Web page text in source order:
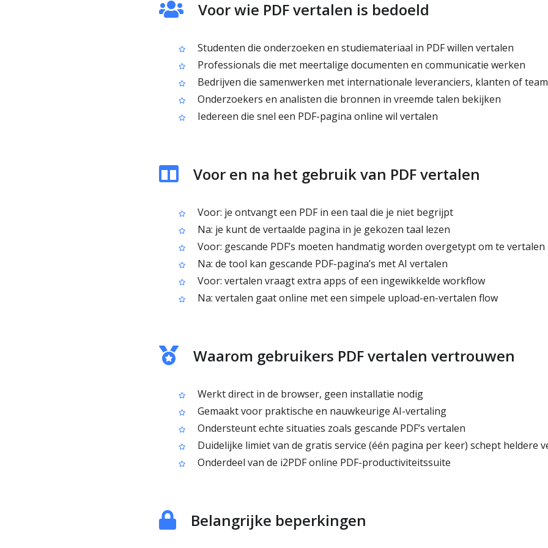
Voor wie PDF vertalen is bedoeld
Studenten die onderzoeken en studiemateriaal in PDF willen vertalen
Professionals die met meertalige documenten en communicatie werken
Bedrijven die samenwerken met internationale leveranciers, klanten of
Onderzoekers en analisten die bronnen in vreemde talen bekijken
Iedereen die snel een PDF-pagina online wil vertalen
Voor en na het gebruik van PDF vertalen
Voor: je ontvangt een PDF in een taal die je niet begrijpt
Na: je kunt de vertaalde pagina in je gekozen taal lezen
Voor: gescande PDF’s moeten handmatig worden overgetypt om te vertalen
Na: de tool kan gescande PDF-pagina’s met AI vertalen
Voor: vertalen vraagt extra apps of een ingewikkelde workflow
Na: vertalen gaat online met een simpele upload-en-vertalen flow
Waarom gebruikers PDF vertalen vertrouwen
Werkt direct in de browser, geen installatie nodig
Gemaakt voor praktische en nauwkeurige AI-vertaling
Ondersteunt echte situaties zoals gescande PDF’s vertalen
Duidelijke limiet van de gratis service (één pagina per keer) schept heldere
Onderdeel van de i2PDF online PDF-productiviteitssuite
Belangrijke beperkingen